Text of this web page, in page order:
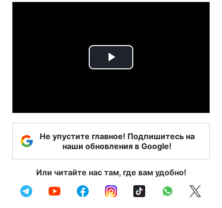
Play
Не упустите главное! Подпишитесь на
наши обновления в Google!
Или читайте нас там, где вам удобно!